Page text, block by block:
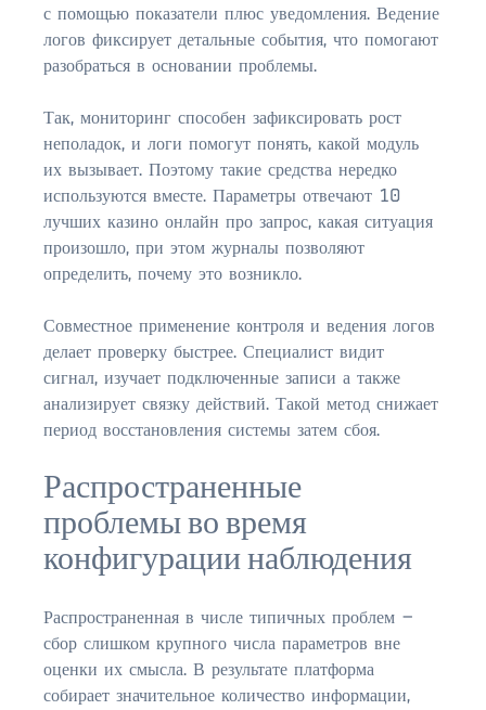
с помощью показатели плюс уведомления. Ведение
логов фиксирует детальные события, что помогают
разобраться в основании проблемы.
Так, мониторинг способен зафиксировать рост
неполадок, и логи помогут понять, какой модуль
их вызывает. Поэтому такие средства нередко
используются вместе. Параметры отвечают 10
лучших казино онлайн про запрос, какая ситуация
произошло, при этом журналы позволяют
определить, почему это возникло.
Совместное применение контроля и ведения логов
делает проверку быстрее. Специалист видит
сигнал, изучает подключенные записи а также
анализирует связку действий. Такой метод снижает
период восстановления системы затем сбоя.
Распространенные
проблемы во время
конфигурации наблюдения
Распространенная в числе типичных проблем —
сбор слишком крупного числа параметров вне
оценки их смысла. В результате платформа
собирает значительное количество информации,